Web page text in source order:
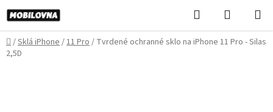
Prejsť
na
obsah
Hľadať
KOŠÍK
Domov
/Sklá iPhone/11 Pro/ Tvrdené ochranné sklo na iPhone 11 Pro - Silas
2,5D